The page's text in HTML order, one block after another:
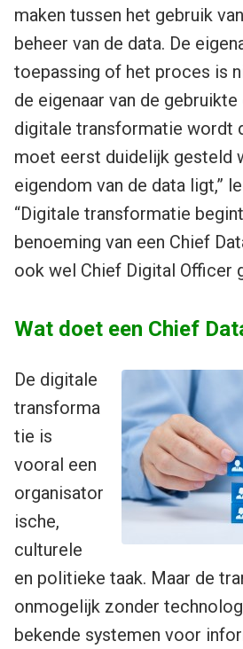
maken tussen het gebruik
beheer van de data. De
toepassing of het proces is
de eigenaar van de gebruikte
digitale transformatie wordt
moet eerst duidelijk gesteld
eigendom van de data ligt,”
“Digitale transformatie
benoeming van een Chief
ook wel Chief Digital Officer
Wat doet een Chief
De digitale
transforma
tie is
vooral een
organisator
ische,
culturele
en politieke taak. Maar de
onmogelijk zonder
bekende systemen voor